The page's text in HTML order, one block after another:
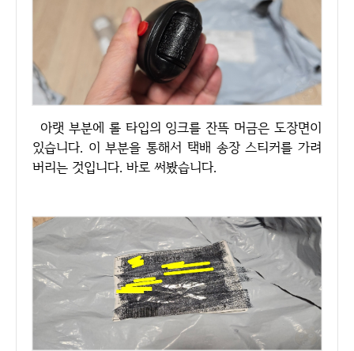
아랫 부분에 롤 타입의 잉크를 잔뜩 머금은 도장면이
있습니다. 이 부분을 통해서 택배 송장 스티커를 가려
버리는 것입니다. 바로 써봤습니다.